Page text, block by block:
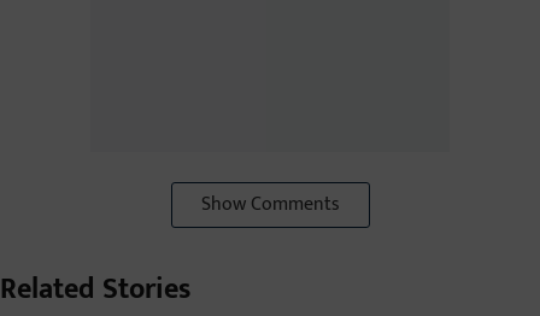
Show Comments
Related Stories